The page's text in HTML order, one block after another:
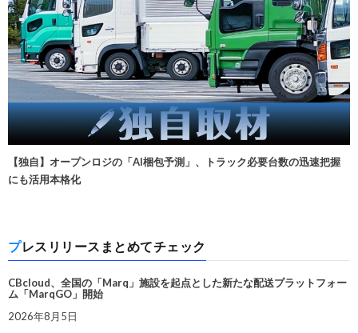
【独自】オープンロジの「AI梱包予測」、トラック必要台数の迅速把握
にも活用本格化
プレスリリースまとめてチェック
CBcloud、全国の「Marq」施設を起点とした新たな配送プラットフォー
ム「MarqGO」開始
2026年8月5日